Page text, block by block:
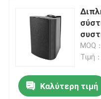
τα
MOQ
Τιμή
Καλύτερη τιμή